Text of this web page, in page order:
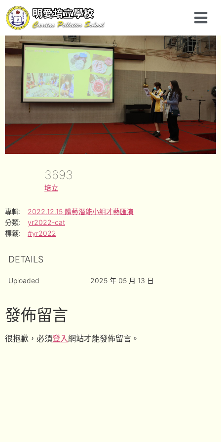
3693
培立
專輯:
2022.12.15 體藝潛能小組才藝匯演
分類:
yr2022-cat
標籤:
#yr2022
DETAILS
Uploaded 2025 年 05 月 13 日
發佈留言
很抱歉，必須登入網站才能發佈留言。